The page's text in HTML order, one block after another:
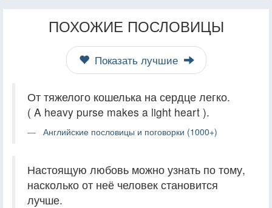
ПОХОЖИЕ ПОСЛОВИЦЫ
Показать лучшие
От тяжелого кошелька на сердце легко.
( A heavy purse makes a light heart ).
Английские пословицы и поговорки (1000+)
Настоящую любовь можно узнать по тому,
насколько от неё человек становится
лучше.